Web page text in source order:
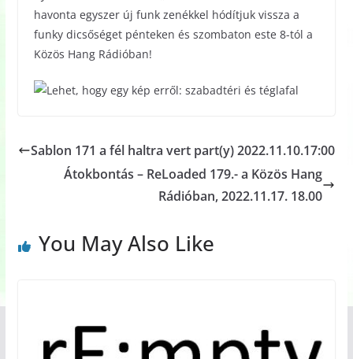
havonta egyszer új funk zenékkel hódítjuk vissza a
funky dicsőséget pénteken és szombaton este 8-tól a
Közös Hang Rádióban!
Sablon 171 a fél haltra vert part(y) 2022.11.10.17:00
Átokbontás – ReLoaded 179.- a Közös Hang
Rádióban, 2022.11.17. 18.00
You May Also Like